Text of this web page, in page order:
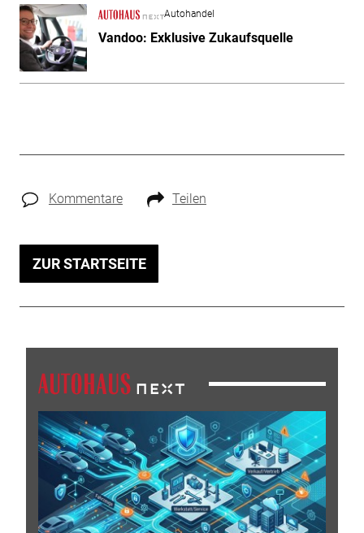
Autohandel
Vandoo: Exklusive Zukaufsquelle
Kommentare Teilen
ZUR STARTSEITE